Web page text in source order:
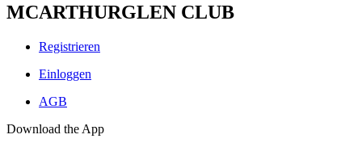
MCARTHURGLEN CLUB
Registrieren
Einloggen
AGB
Download the App